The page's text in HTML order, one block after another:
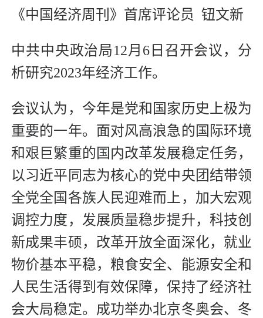
《中国经济周刊》首席评论员 钮文新
中共中央政治局12月6日召开会议，分
析研究2023年经济工作。
会议认为，今年是党和国家历史上极为
重要的一年。面对风高浪急的国际环境
和艰巨繁重的国内改革发展稳定任务，
以习近平同志为核心的党中央团结带领
全党全国各族人民迎难而上，加大宏观
调控力度，发展质量稳步提升，科技创
新成果丰硕，改革开放全面深化，就业
物价基本平稳，粮食安全、能源安全和
人民生活得到有效保障，保持了经济社
会大局稳定。成功举办北京冬奥会、冬